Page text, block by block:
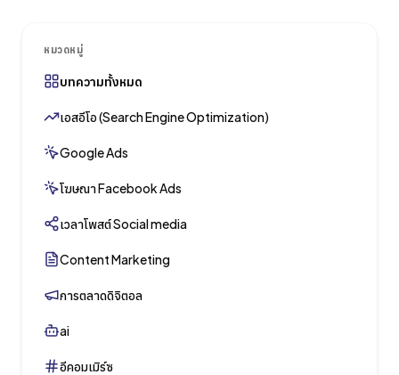
หมวดหมู่
บทความทั้งหมด
เอสอีโอ (Search Engine Optimization)
Google Ads
โฆษณา Facebook Ads
เวลาโพสต์ Social media
Content Marketing
การตลาดดิจิตอล
ai
อีคอมเมิร์ซ
ดิจิทัลที่ครอบคลุมทุกด้าน มันแสดงถึงแบรนด์ที่ชาญฉลาดที่สุดที่
เปลี่ยนจากการส่งเสริมตนเองแบบเห็นแก่ตัวไปสู่การสร้างความ
สอดคล้องของแบรนด์ที่เห็นอกเห็นใจซึ่งสอดคล้องกับความต้องการ
ประชาสัมพันธ์ที่ดูเหมือนไม่สำคัญ การรับฟังทางสังคมได้พัฒนาไปสู่
มอบความสามารถที่ไม่เคยมีมาก่อนให้กับแบรนด์ในการดึงสัญญาณ
คาดการณ์เพื่อปรับปรุงการเติบโตทางธุรกิจที่ยั่งยืน สำหรับแบรนด์
ทั้งที่ก่อตั้งและกำลังเติบโตเพื่อให้เกิดความสอดคล้องใน
ประเทศไทย…